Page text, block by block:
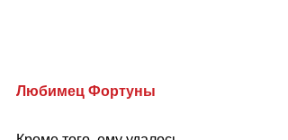
Любимец Фортуны